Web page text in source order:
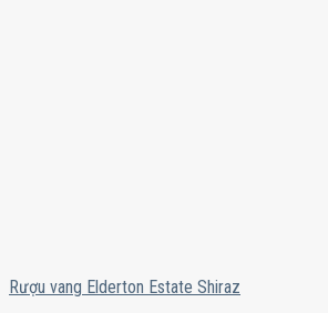
Rượu vang Elderton Estate Shiraz